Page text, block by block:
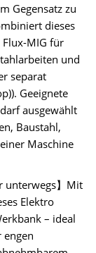
Gegensatz zu
dieses
MIG für
und
separat
Geeignete
ausgewählt
Baustahl,
Maschine
unterwegs】Mit
Elektro
– ideal